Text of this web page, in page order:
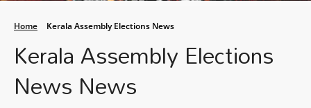
Home Kerala Assembly Elections News
Kerala Assembly Elections
News News